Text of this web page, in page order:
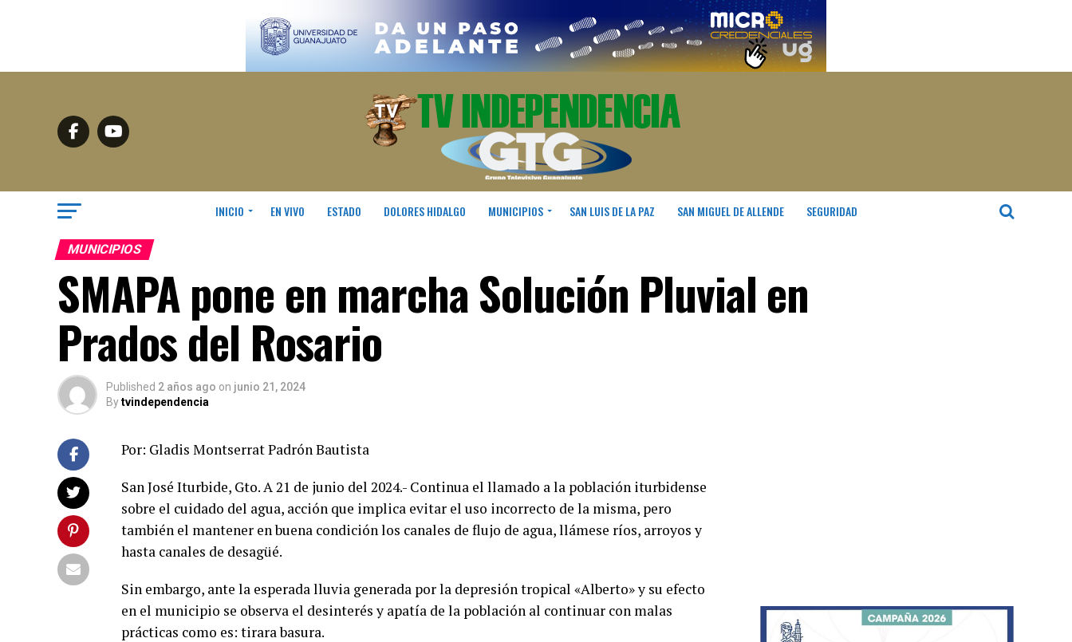
INICIO EN VIVO ESTADO DOLORES HIDALGO MUNICIPIOS SAN LUIS DE LA PAZ SAN MIGUEL DE ALLENDE SEGURIDAD
MUNICIPIOS
SMAPA pone en marcha Solución Pluvial en
Prados del Rosario
Published 2 años ago on junio 21, 2024
Bytvindependencia
Por: Gladis Montserrat Padrón Bautista
San José Iturbide, Gto. A 21 de junio del 2024.- Continua el llamado a la población iturbidense
sobre el cuidado del agua, acción que implica evitar el uso incorrecto de la misma, pero
también el mantener en buena condición los canales de flujo de agua, llámese ríos, arroyos y
hasta canales de desagüé.
Sin embargo, ante la esperada lluvia generada por la depresión tropical «Alberto» y su efecto
en el municipio se observa el desinterés y apatía de la población al continuar con malas
prácticas como es: tirara basura.